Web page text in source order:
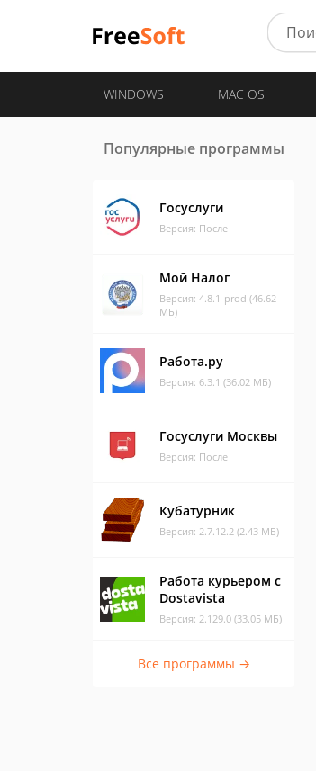
WINDOWS MAC OS
Популярные программы
Госуслуги
Версия: После
Мой Налог
Версия: 4.8.1-prod (46.62
МБ)
Работа.ру
Версия: 6.3.1 (36.02 МБ)
Госуслуги Москвы
Версия: После
Кубатурник
Версия: 2.7.12.2 (2.43 МБ)
Работа курьером с
Dostavista
Версия: 2.129.0 (33.05 МБ)
Все программы →